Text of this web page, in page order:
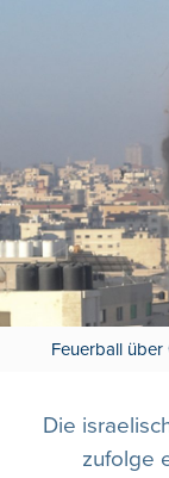
Feuerball über
Die
zufolge